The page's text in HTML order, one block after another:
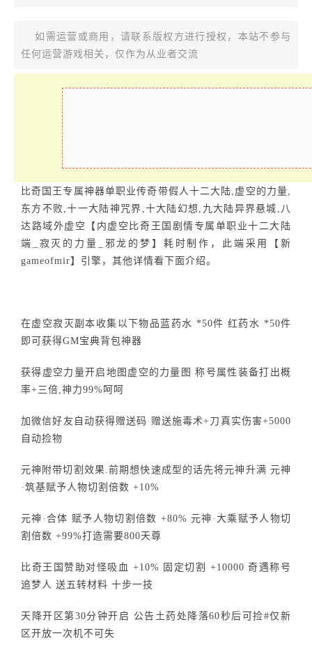
如需运营或商用，请联系版权方进行授权，本站不参与
任何运营游戏相关，仅作为从业者交流
比奇国王专属神器单职业传奇带假人十二大陆,虚空的力量,
东方不败,十一大陆神咒界,十大陆幻想,九大陆异界悬城,八
达路域外虚空【内虚空比奇王国剧情专属单职业十二大陆
端_寂灭的力量_邪龙的梦】耗时制作，此端采用【新
gameofmir】引擎，其他详情看下面介绍。
在虚空寂灭副本收集以下物品蓝药水 *50件 红药水 *50件
即可获得GM宝典背包神器
获得虚空力量开启地图虚空的力量图 称号属性装备打出概
率+三倍,神力99%呵呵
加微信好友自动获得赠送码 赠送施毒术+刀真实伤害+5000
自动捡物
元神附带切割效果.前期想快速成型的话先将元神升满 元神
·筑基赋予人物切割倍数 +10%
元神·合体 赋予人物切割倍数 +80% 元神·大乘赋予人物切
割倍数 +99%打造需要800天尊
比奇王国赞助对怪吸血 +10% 固定切割 +10000 奇遇称号
追梦人 送五转材料 十步一技
天降开区第30分钟开启 公告土药处降落60秒后可捡#仅新
区开放一次机不可失